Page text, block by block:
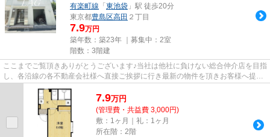
有楽町線 「 東池袋 」駅 徒歩20分
東京都豊島区高田 ２丁目
7.9万円
築年数：築23年 ｜募集中： 2室
階数：3階建
ここまでご覧頂きありがとうございます♪当社は他社に負けない総合仲介店を目指
し、各沿線の各不動産会社様へ直接ご挨拶に行き最新の物件を頂きお客様へ提供
しております！最新の情報は...
7.9万円
(管理費・共益費 3,000円)
敷：1ヶ月｜礼：1ヶ月
所在階：2階